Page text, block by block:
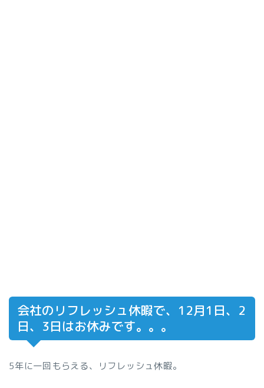
会社のリフレッシュ休暇で、12月1日、2
日、3日はお休みです。。。
5年に一回もらえる、リフレッシュ休暇。